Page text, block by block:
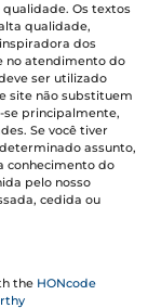
Os textos
qualidade,
dos
no atendimento do
ser utilizado
site não substituem
se principalmente,
Se você tiver
assunto,
conhecimento do
pelo nosso
cedida ou
the HONcode